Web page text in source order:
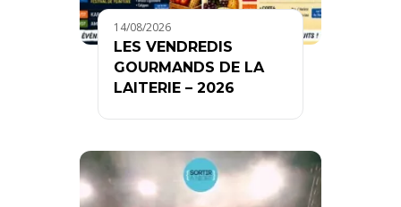
14/08/2026
LES VENDREDIS
GOURMANDS DE LA
LAITERIE – 2026